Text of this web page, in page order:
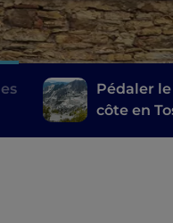
Pédaler
côte en